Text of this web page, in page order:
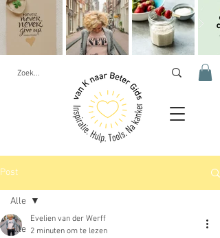
Post
Alle
Alle
Evelien van der Werff
2 minuten om te lezen